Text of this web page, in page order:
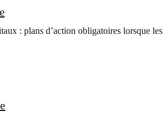
: plans d’action obligatoires lorsque les